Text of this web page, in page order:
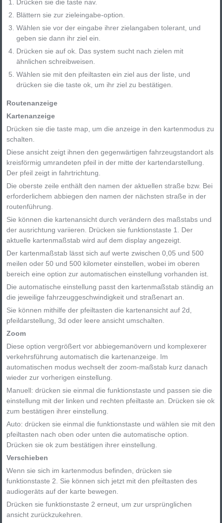
Drücken sie die taste nav.
Blättern sie zur zieleingabe-option.
Wählen sie vor der eingabe ihrer zielangaben tolerant, und
geben sie dann ihr ziel ein.
Drücken sie auf ok. Das system sucht nach zielen mit
ähnlichen schreibweisen.
Wählen sie mit den pfeiltasten ein ziel aus der liste, und
drücken sie die taste ok, um ihr ziel zu bestätigen.
Routenanzeige
Kartenanzeige
Drücken sie die taste map, um die anzeige in den kartenmodus zu
schalten.
Diese ansicht zeigt ihnen den gegenwärtigen fahrzeugstandort als
kreisförmig umrandeten pfeil in der mitte der kartendarstellung.
Der pfeil zeigt in fahrtrichtung.
Die oberste zeile enthält den namen der aktuellen straße bzw. Bei
erforderlichem abbiegen den namen der nächsten straße in der
routenführung.
Sie können die kartenansicht durch verändern des maßstabs und
der ausrichtung variieren. Drücken sie funktionstaste 1. Der
aktuelle kartenmaßstab wird auf dem display angezeigt.
Der kartenmaßstab lässt sich auf werte zwischen 0,05 und 500
meilen oder 50 und 500 kilometer einstellen, wobei im oberen
bereich eine option zur automatischen einstellung vorhanden ist.
Die automatische einstellung passt den kartenmaßstab ständig an
die jeweilige fahrzeuggeschwindigkeit und straßenart an.
Sie können mithilfe der pfeiltasten die kartenansicht auf 2d,
pfeildarstellung, 3d oder leere ansicht umschalten.
Zoom
Diese option vergrößert vor abbiegemanövern und komplexerer
verkehrsführung automatisch die kartenanzeige. Im
automatischen modus wechselt der zoom-maßstab kurz danach
wieder zur vorherigen einstellung.
Manuell: drücken sie einmal die funktionstaste und passen sie die
einstellung mit der linken und rechten pfeiltaste an. Drücken sie ok
zum bestätigen ihrer einstellung.
Auto: drücken sie einmal die funktionstaste und wählen sie mit den
pfeiltasten nach oben oder unten die automatische option.
Drücken sie ok zum bestätigen ihrer einstellung.
Verschieben
Wenn sie sich im kartenmodus befinden, drücken sie
funktionstaste 2. Sie können sich jetzt mit den pfeiltasten des
audiogeräts auf der karte bewegen.
Drücken sie funktionstaste 2 erneut, um zur ursprünglichen
ansicht zurückzukehren.